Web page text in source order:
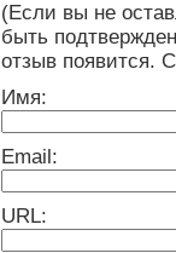
(Если вы не
быть
отзыв появится.
Имя:
Email:
URL: